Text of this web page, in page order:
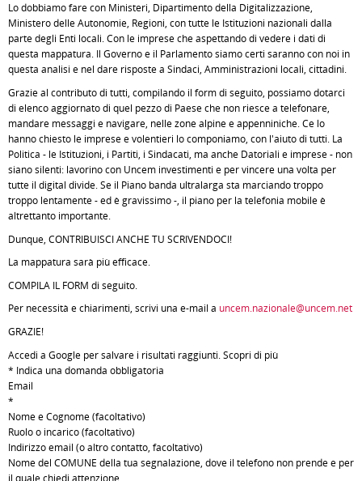
Lo dobbiamo fare con Ministeri, Dipartimento della Digitalizzazione,
Ministero delle Autonomie, Regioni, con tutte le Istituzioni nazionali dalla
parte degli Enti locali. Con le imprese che aspettando di vedere i dati di
questa mappatura. Il Governo e il Parlamento siamo certi saranno con noi in
questa analisi e nel dare risposte a Sindaci, Amministrazioni locali, cittadini.
Grazie al contributo di tutti, compilando il form di seguito, possiamo dotarci
di elenco aggiornato di quel pezzo di Paese che non riesce a telefonare,
mandare messaggi e navigare, nelle zone alpine e appenniniche. Ce lo
hanno chiesto le imprese e volentieri lo componiamo, con l'aiuto di tutti. La
Politica - le Istituzioni, i Partiti, i Sindacati, ma anche Datoriali e imprese - non
siano silenti: lavorino con Uncem investimenti e per vincere una volta per
tutte il digital divide. Se il Piano banda ultralarga sta marciando troppo
troppo lentamente - ed è gravissimo -, il piano per la telefonia mobile è
altrettanto importante.
Dunque, CONTRIBUISCI ANCHE TU SCRIVENDOCI!
La mappatura sarà più efficace.
COMPILA IL FORM di seguito.
Per necessità e chiarimenti, scrivi una e-mail a uncem.nazionale@uncem.net
GRAZIE!
Accedi a Google per salvare i risultati raggiunti. Scopri di più
* Indica una domanda obbligatoria
Email
*
Nome e Cognome (facoltativo)
Ruolo o incarico (facoltativo)
Indirizzo email (o altro contatto, facoltativo)
Nome del COMUNE della tua segnalazione, dove il telefono non prende e per
il quale chiedi attenzione